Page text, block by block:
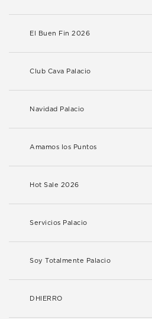
El Buen Fin 2026
Club Cava Palacio
Navidad Palacio
Amamos los Puntos
Hot Sale 2026
Servicios Palacio
Soy Totalmente Palacio
DHIERRO